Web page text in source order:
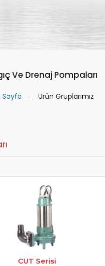
Ve Drenaj Pompaları
Sayfa Ürün Gruplarımız
CUT Serisi